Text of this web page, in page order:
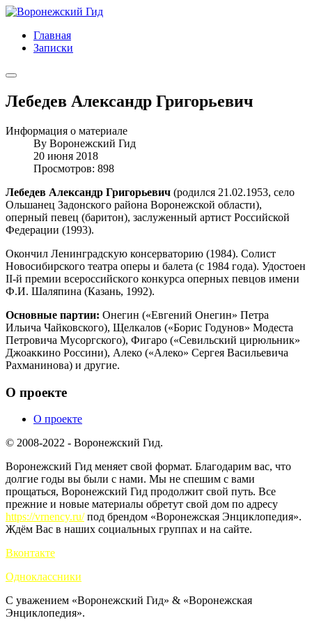
Главная
Записки
Лебедев Александр Григорьевич
Информация о материале
By Воронежский Гид
20 июня 2018
Просмотров: 898
Лебедев Александр Григорьевич (родился 21.02.1953, село
Ольшанец Задонского района Воронежской области),
оперный певец (баритон), заслуженный артист Российской
Федерации (1993).
Окончил Ленинградскую консерваторию (1984). Солист
Новосибирского театра оперы и балета (с 1984 года). Удостоен
II-й премии всероссийского конкурса оперных певцов имени
Ф.И. Шаляпина (Казань, 1992).
Основные партии: Онегин («Евгений Онегин» Петра
Ильича Чайковского), Щелкалов («Борис Годунов» Модеста
Петровича Мусоргского), Фигаро («Севильский цирюльник»
Джоаккино Россини), Алеко («Алеко» Сергея Васильевича
Рахманинова) и другие.
О проекте
О проекте
© 2008-2022 - Воронежский Гид.
Воронежский Гид меняет свой формат. Благодарим вас, что
долгие годы вы были с нами. Мы не спешим с вами
прощаться, Воронежский Гид продолжит свой путь. Все
прежние и новые материалы обретут свой дом по адресу
https://vrnency.ru/под брендом «Воронежская Энциклопедия».
Ждём Вас в наших социальных группах и на сайте.
Вконтакте
Одноклассники
С уважением «Воронежский Гид» & «Воронежская
Энциклопедия».